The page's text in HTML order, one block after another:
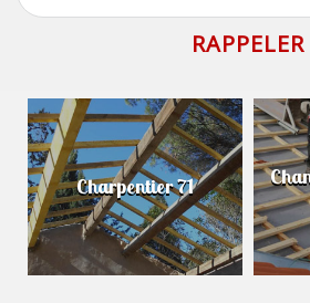
Charpentier 71